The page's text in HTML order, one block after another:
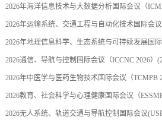
2026年海洋信息技术与大数据分析国际会议（
2026年运输系统、交通工程与自动化技术国际会议
2026年地理信息科学、生态系统与可持续发展国际
2026通信、导航与控制国际会议（ICCNC 2026）
2026年中医学与医药生物技术国际会议（TCMPB
2026教育、社会科学与心理健康国际会议（ESSMH
2026无人系统、轨道交通与导航控制国际会议